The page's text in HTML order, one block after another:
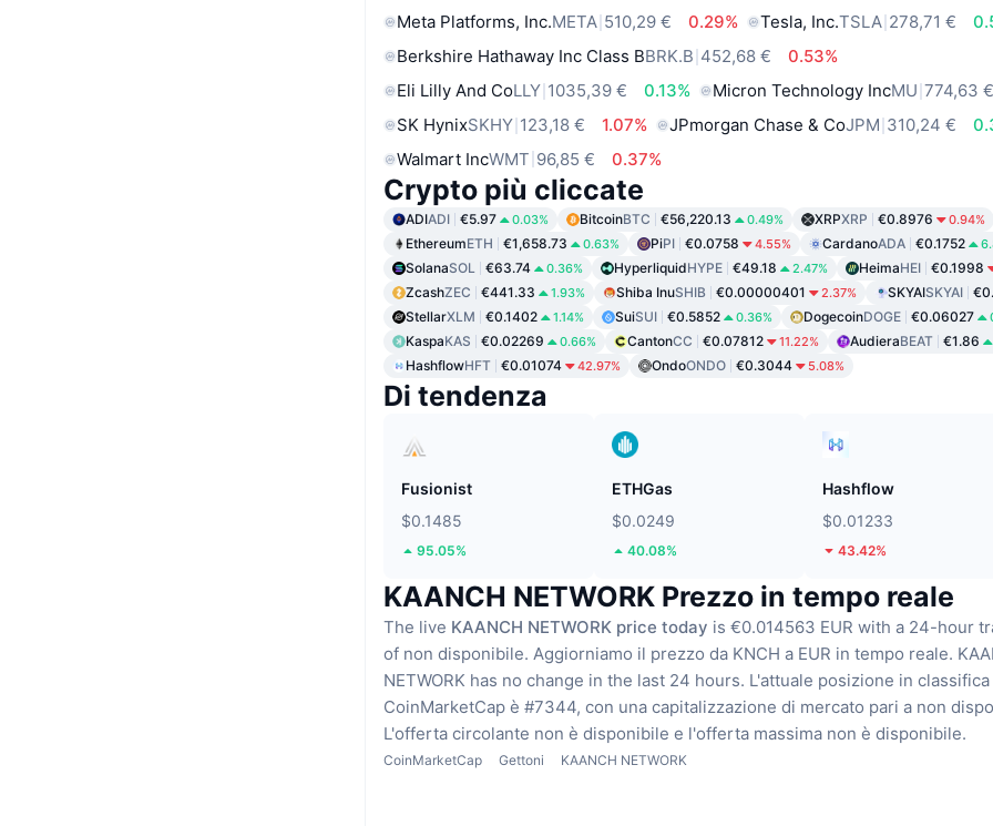
Meta Platforms, Inc.META 510,29 € 0.29% Tesla, Inc.TSLA 278,71 €
Berkshire Hathaway Inc Class BBRK.B 452,68 €
0.53%
Eli Lilly And CoLLY 1035,39 € 0.13% Micron Technology IncMU 774,63 €
SK HynixSKHY 123,18 € 1.07% JPmorgan Chase & CoJPM 310,24 €
Walmart IncWMT 96,85 € 0.37%
Crypto più cliccate
ADIADI €5.97 0.03% BitcoinBTC €56,220.13 0.49% XRPXRP €0.8976 0.94%
EthereumETH €1,658.73 0.63% PiPI €0.0758 4.55% CardanoADA €0.1752
SolanaSOL €63.74 0.36% HyperliquidHYPE €49.18 2.47% HeimaHEI €0.1998
ZcashZEC €441.33 1.93% Shiba InuSHIB €0.00000401 2.37% SKYAISKYAI
StellarXLM €0.1402 1.14% SuiSUI €0.5852 0.36% DogecoinDOGE €0.06027
KaspaKAS €0.02269 0.66% CantonCC €0.07812 11.22% AudieraBEAT €1.86
HashflowHFT €0.01074 42.97% OndoONDO €0.3044 5.08%
Di tendenza
Fusionist
$0.1485
95.05%
ETHGas
$0.0249
40.08%
Hashflow
$0.01233
43.42%
KAANCH NETWORK Prezzo in tempo reale
The live KAANCH NETWORK price today is €0.014563 EUR with a 24-hour
of non disponibile. Aggiorniamo il prezzo da KNCH a EUR in tempo reale.
NETWORK has no change in the last 24 hours. L'attuale posizione in classifica
CoinMarketCap è #7344, con una capitalizzazione di mercato pari a non
L'offerta circolante non è disponibile e l'offerta massima non è disponibile.
CoinMarketCap Gettoni KAANCH NETWORK